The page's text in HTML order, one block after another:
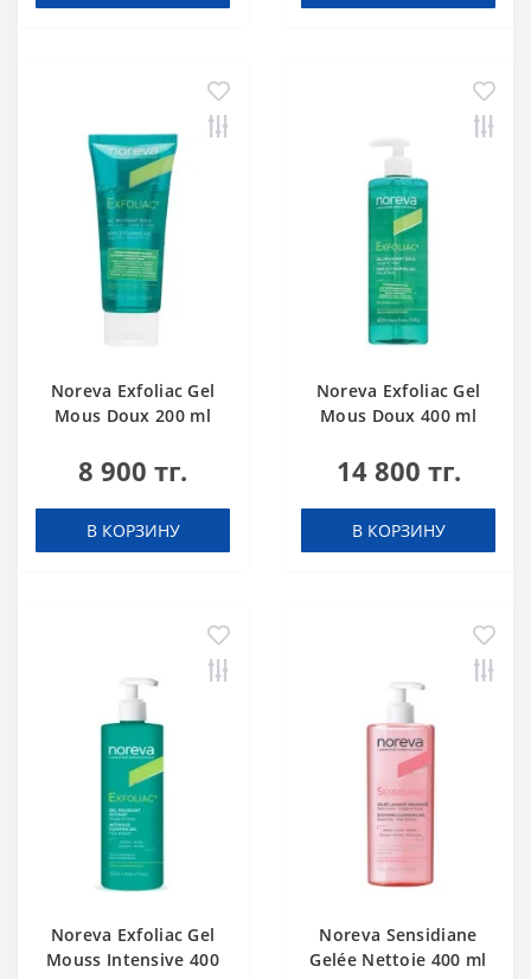
Noreva Exfoliac Gel
Mous Doux 200 ml
8 900 тг.
В КОРЗИНУ
Noreva Exfoliac Gel
Mous Doux 400 ml
14 800 тг.
В КОРЗИНУ
Noreva Exfoliac Gel
Mouss Intensive 400
Noreva Sensidiane
Gelée Nettoie 400 ml